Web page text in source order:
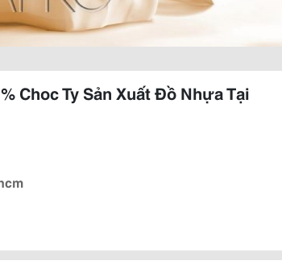
Choc Ty Sản Xuất Đồ Nhựa Tại